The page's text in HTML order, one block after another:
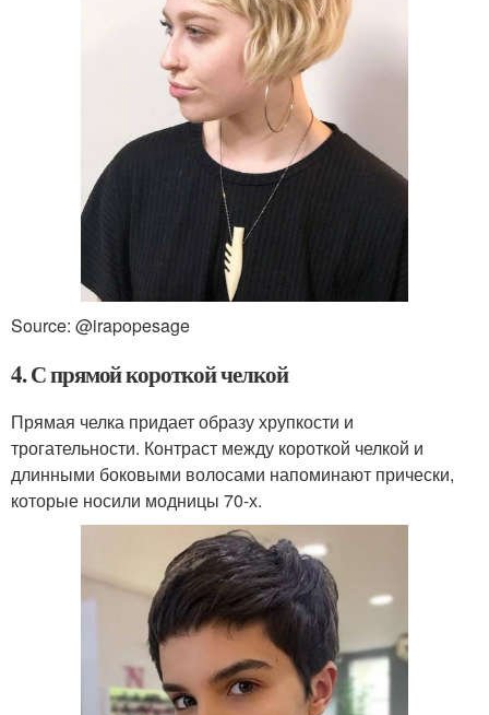
Source: @irapopesage
4. С прямой короткой челкой
Прямая челка придает образу хрупкости и
трогательности. Контраст между короткой челкой и
длинными боковыми волосами напоминают прически,
которые носили модницы 70-х.